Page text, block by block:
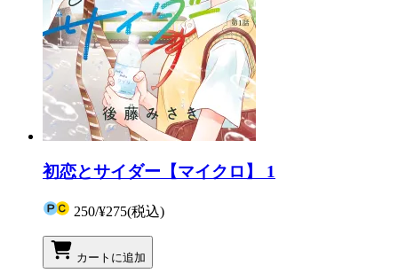
初恋とサイダー【マイクロ】 1
250/¥275(税込)
カートに追加